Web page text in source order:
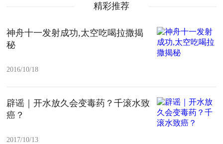
精彩推荐
神舟十一发射成功,太空吃喝拉撒揭
秘
2016/10/18
辟谣｜开水放久会变毒药？千滚水致
癌？
2017/10/13